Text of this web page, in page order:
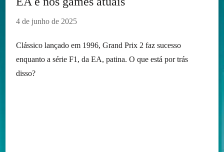
4 de junho de 2025
Clássico lançado em 1996, Grand Prix 2 faz sucesso
enquanto a série F1, da EA, patina. O que está por trás
disso?